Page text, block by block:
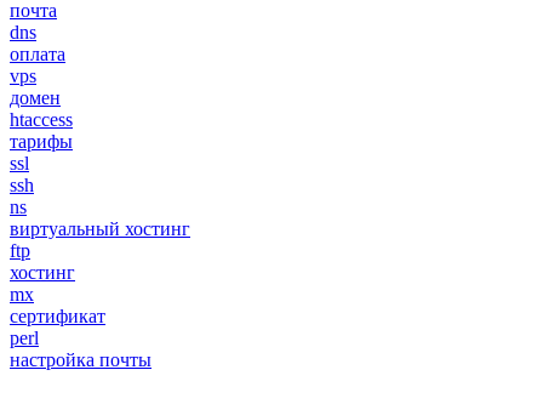
почта
dns
оплата
vps
домен
htaccess
тарифы
ssl
ssh
ns
виртуальный хостинг
ftp
хостинг
mx
сертификат
perl
настройка почты